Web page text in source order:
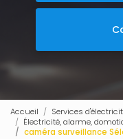
Accueil
Services
Électricité, alarme,
caméra surveillance